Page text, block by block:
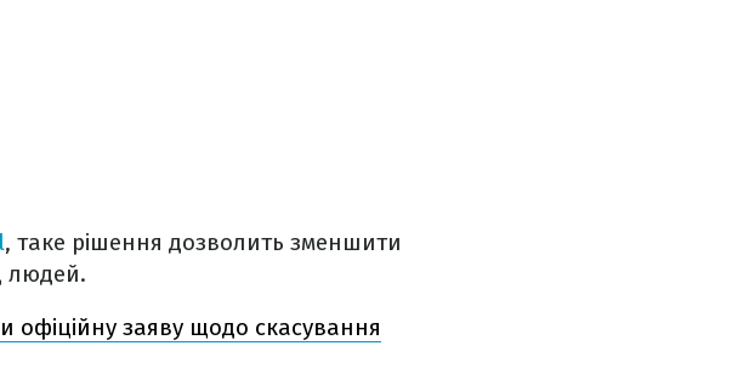
, таке рішення дозволить зменшити
людей.
офіційну заяву щодо скасування